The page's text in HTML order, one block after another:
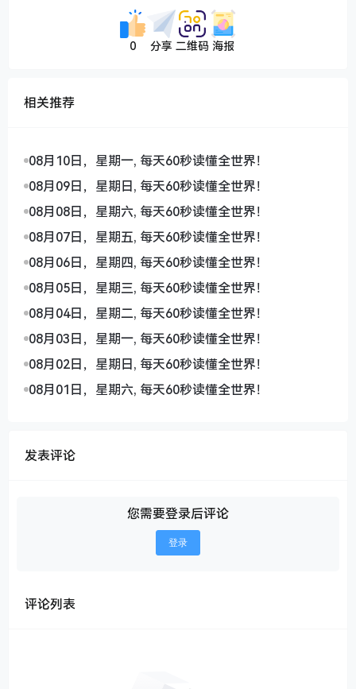
0 分享 二维码 海报
相关推荐
08月10日，星期一, 每天60秒读懂全世界！
08月09日，星期日, 每天60秒读懂全世界！
08月08日，星期六, 每天60秒读懂全世界！
08月07日，星期五, 每天60秒读懂全世界！
08月06日，星期四, 每天60秒读懂全世界！
08月05日，星期三, 每天60秒读懂全世界！
08月04日，星期二, 每天60秒读懂全世界！
08月03日，星期一, 每天60秒读懂全世界！
08月02日，星期日, 每天60秒读懂全世界！
08月01日，星期六, 每天60秒读懂全世界！
发表评论
您需要登录后评论
登录
评论列表